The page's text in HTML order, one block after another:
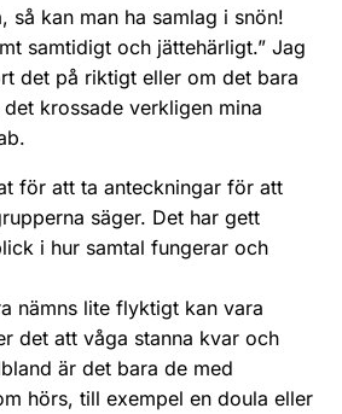
så kan man ha samlag i snön!
samtidigt och jättehärligt.” Jag
det på riktigt eller om det bara
krossade verkligen mina
för att ta anteckningar för att
säger. Det har gett
i hur samtal fungerar och
nämns lite flyktigt kan vara
det att våga stanna kvar och
är det bara de med
hörs, till exempel en doula eller